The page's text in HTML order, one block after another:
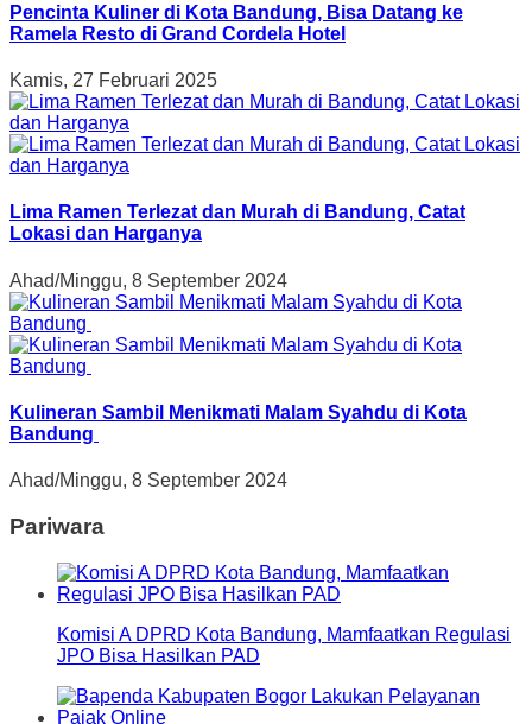
Pencinta Kuliner di Kota Bandung, Bisa Datang ke
Ramela Resto di Grand Cordela Hotel
Kamis, 27 Februari 2025
Lima Ramen Terlezat dan Murah di Bandung, Catat
Lokasi dan Harganya
Ahad/Minggu, 8 September 2024
Kulineran Sambil Menikmati Malam Syahdu di Kota
Bandung
Ahad/Minggu, 8 September 2024
Pariwara
Komisi A DPRD Kota Bandung, Mamfaatkan Regulasi
JPO Bisa Hasilkan PAD